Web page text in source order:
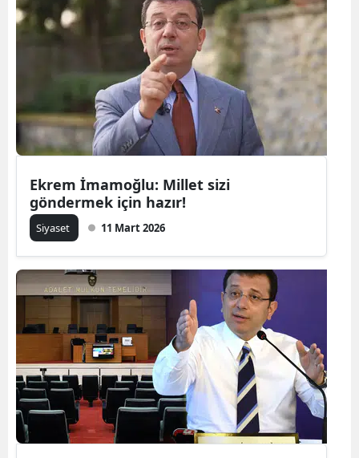
Ekrem İmamoğlu: Millet sizi
göndermek için hazır!
Siyaset 11 Mart 2026